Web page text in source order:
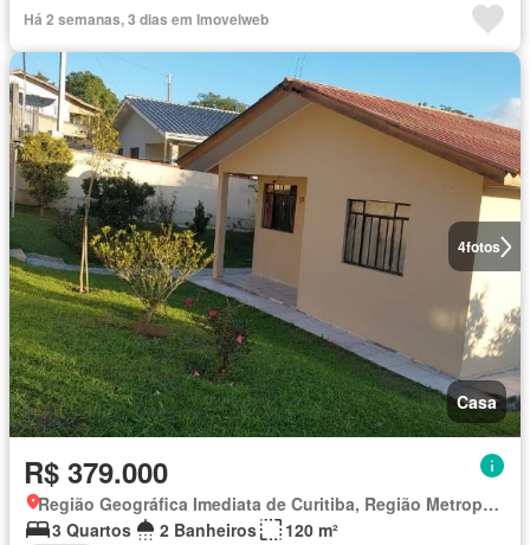
Há 2 semanas, 3 dias em Imovelweb
4fotos
Casa
R$ 379.000
Região Geográfica Imediata de Curitiba, Região Metropolitana de Curitiba
3 Quartos
2 Banheiros
120 m²